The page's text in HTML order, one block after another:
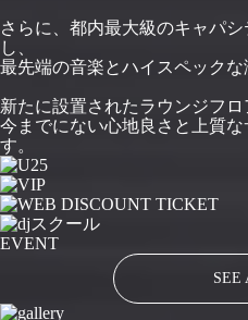
さらに、都内最大級のキャパ
し、
最先端の音楽とハイスペックな
新たに設置されたラウンジフロ
今までにない心地良さと上質
す。
EVENT
SEE